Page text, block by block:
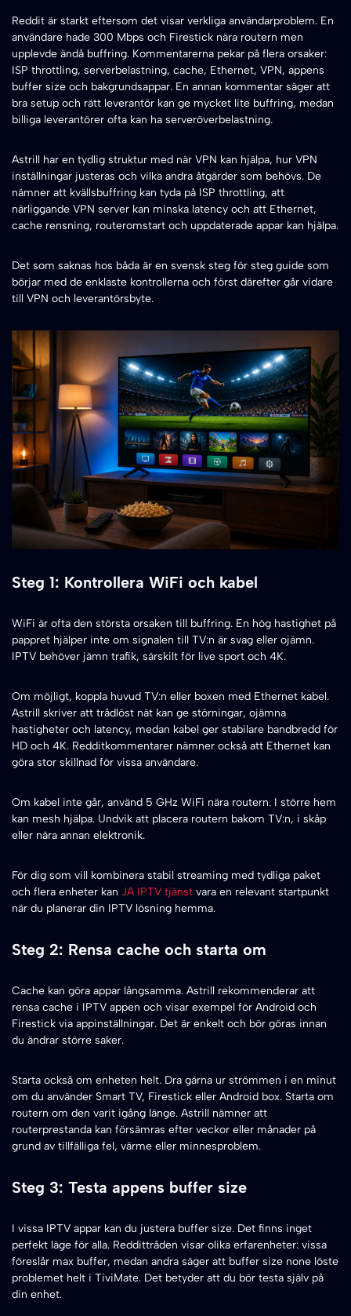
Reddit är starkt eftersom det visar verkliga användarproblem. En
användare hade 300 Mbps och Firestick nära routern men
upplevde ändå buffring. Kommentarerna pekar på flera orsaker:
ISP throttling, serverbelastning, cache, Ethernet, VPN, appens
buffer size och bakgrundsappar. En annan kommentar säger att
bra setup och rätt leverantör kan ge mycket lite buffring, medan
billiga leverantörer ofta kan ha serveröverbelastning.
Astrill har en tydlig struktur med när VPN kan hjälpa, hur VPN
inställningar justeras och vilka andra åtgärder som behövs. De
nämner att kvällsbuffring kan tyda på ISP throttling, att
närliggande VPN server kan minska latency och att Ethernet,
cache rensning, routeromstart och uppdaterade appar kan hjälpa.
Det som saknas hos båda är en svensk steg för steg guide som
börjar med de enklaste kontrollerna och först därefter går vidare
till VPN och leverantörsbyte.
Steg 1: Kontrollera WiFi och kabel
WiFi är ofta den största orsaken till buffring. En hög hastighet på
pappret hjälper inte om signalen till TV:n är svag eller ojämn.
IPTV behöver jämn trafik, särskilt för live sport och 4K.
Om möjligt, koppla huvud TV:n eller boxen med Ethernet kabel.
Astrill skriver att trådlöst nät kan ge störningar, ojämna
hastigheter och latency, medan kabel ger stabilare bandbredd för
HD och 4K. Redditkommentarer nämner också att Ethernet kan
göra stor skillnad för vissa användare.
Om kabel inte går, använd 5 GHz WiFi nära routern. I större hem
kan mesh hjälpa. Undvik att placera routern bakom TV:n, i skåp
eller nära annan elektronik.
För dig som vill kombinera stabil streaming med tydliga paket
och flera enheter kan JA IPTV tjänst vara en relevant startpunkt
när du planerar din IPTV lösning hemma.
Steg 2: Rensa cache och starta om
Cache kan göra appar långsamma. Astrill rekommenderar att
rensa cache i IPTV appen och visar exempel för Android och
Firestick via appinställningar. Det är enkelt och bör göras innan
du ändrar större saker.
Starta också om enheten helt. Dra gärna ur strömmen i en minut
om du använder Smart TV, Firestick eller Android box. Starta om
routern om den varit igång länge. Astrill nämner att
routerprestanda kan försämras efter veckor eller månader på
grund av tillfälliga fel, värme eller minnesproblem.
Steg 3: Testa appens buffer size
I vissa IPTV appar kan du justera buffer size. Det finns inget
perfekt läge för alla. Reddittråden visar olika erfarenheter: vissa
föreslår max buffer, medan andra säger att buffer size none löste
problemet helt i TiviMate. Det betyder att du bör testa själv på
din enhet.